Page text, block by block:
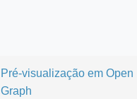
Pré-visualização em Open
Graph